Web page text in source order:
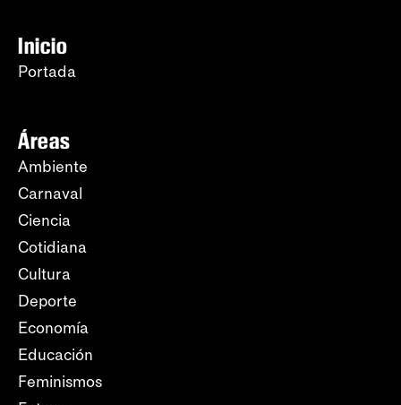
Inicio
Portada
Áreas
Ambiente
Carnaval
Ciencia
Cotidiana
Cultura
Deporte
Economía
Educación
Feminismos